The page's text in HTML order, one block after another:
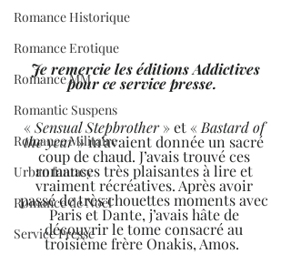
Romance Historique
Romance Erotique
Romance MM
Romantic Suspens
Romance Militaire
Urban fantasy
Romance de Noël
Service Presse
pour ce service presse.
« Sensual Stepbrother » et « Bastard of
the year » m’avaient donnée un sacré
coup de chaud. J’avais trouvé ces
romances très plaisantes à lire et
vraiment récréatives. Après avoir
passé de très chouettes moments avec
Paris et Dante, j’avais hâte de
découvrir le tome consacré au
troisième frère Onakis, Amos.